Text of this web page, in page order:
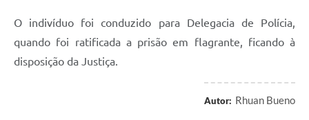
O indivíduo foi conduzido para Delegacia de Polícia,
quando foi ratificada a prisão em flagrante, ficando à
disposição da Justiça.
Autor: Rhuan Bueno